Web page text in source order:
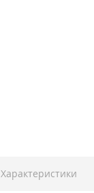
Характеристики